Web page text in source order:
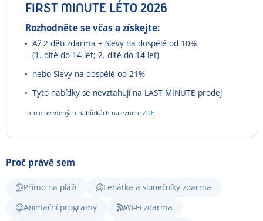
FIRST MINUTE LÉTO 2026
Rozhodněte se včas a získejte:
Až 2 děti zdarma + Slevy na dospělé od 10%
(1. dítě do 14 let; 2. dítě do 14 let)
nebo Slevy na dospělé od 21%
Tyto nabídky se nevztahují na LAST MINUTE prodej
Info o uvedených nabídkách naleznete ZDE
Proč právě sem
Přímo na pláži
Lehátka a slunečníky zdarma
Animační programy
Wi-Fi zdarma